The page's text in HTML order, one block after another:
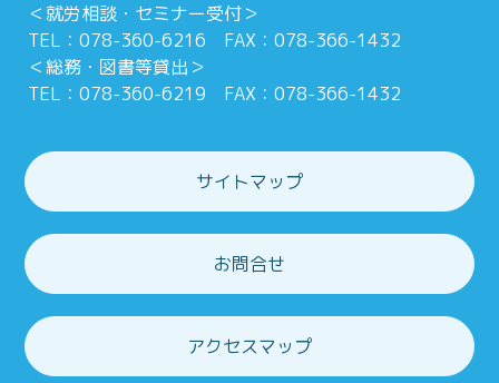
＜就労相談・セミナー受付＞
TEL：078-360-6216 FAX：078-366-1432
＜総務・図書等貸出＞
TEL：078-360-6219 FAX：078-366-1432
サイトマップ
お問合せ
アクセスマップ